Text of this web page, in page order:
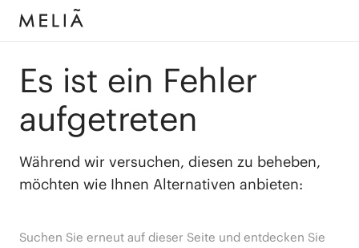
Es ist ein Fehler
aufgetreten
Während wir versuchen, diesen zu beheben,
möchten wie Ihnen Alternativen anbieten:
Suchen Sie erneut auf dieser Seite und entdecken Sie